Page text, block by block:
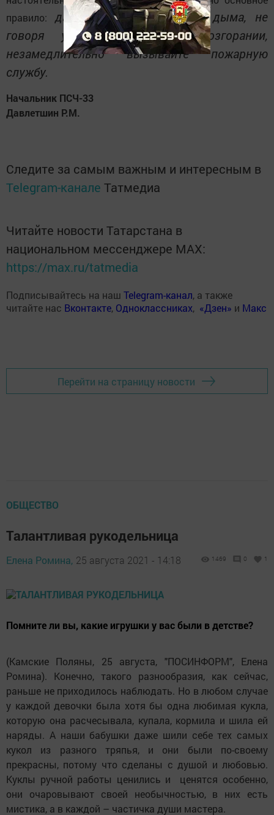
правило: даже при легком запахе дыма, не
говоря уже об открытом возгорании,
незамедлительно вызывайте пожарную
службу.
Начальник ПСЧ-33
Давлетшин Р.М.
Следите за самым важным и интересным в
Telegram-канале Татмедиа
Читайте новости Татарстана в
национальном мессенджере MАХ:
https://max.ru/tatmedia
Подписывайтесь на наш Telegram-канал, а также
читайте нас Вконтакте, Одноклассниках, «Дзен» и Макс
Перейти на страницу новости
ОБЩЕСТВО
Талантливая рукодельница
Елена Ромина, 25 августа 2021 - 14:18 1469 0 1
Помните ли вы, какие игрушки у вас были в детстве?
(Камские Поляны, 25 августа, "ПОСИНФОРМ", Елена
Ромина). Конечно, такого разнообразия, как сейчас,
раньше не приходилось наблюдать. Но в любом случае
у каждой девочки была хотя бы одна любимая кукла,
которую она расчесывала, купала, кормила и шила ей
наряды. А наши бабушки даже шили себе тех самых
кукол из разного тряпья, и они были по-своему
прекрасны, потому что сделаны с душой и любовью.
Куклы ручной работы ценились и ценятся особенно,
они очаровывают своей необычностью, в них есть
мистика, а в каждой – частичка души мастера.